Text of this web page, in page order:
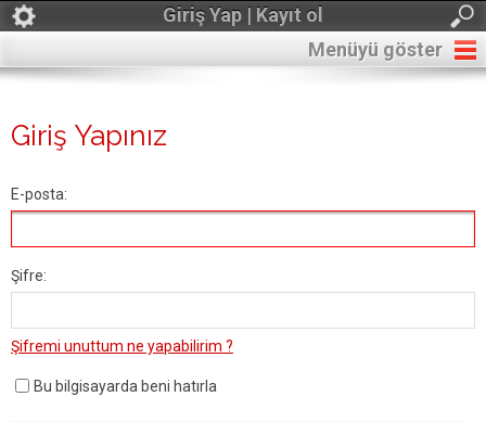
Giriş Yap | Kayıt ol
Menüyü göster
Giriş Yapınız
E-posta:
Şifre:
Şifremi unuttum ne yapabilirim ?
Bu bilgisayarda beni hatırla